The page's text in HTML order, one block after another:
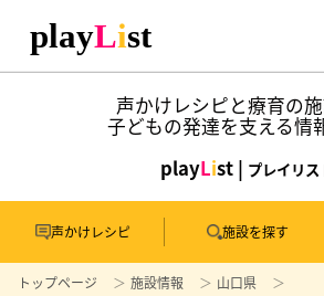
声かけレシピと療育の
子どもの発達を支える情
playList | プレイリス
声かけレシピ 施設を探す
トップページ 施設情報 山口県